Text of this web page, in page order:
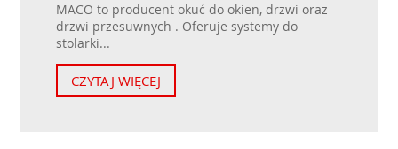
MACO to producent okuć do okien, drzwi oraz
drzwi przesuwnych . Oferuje systemy do
stolarki...
CZYTAJ WIĘCEJ